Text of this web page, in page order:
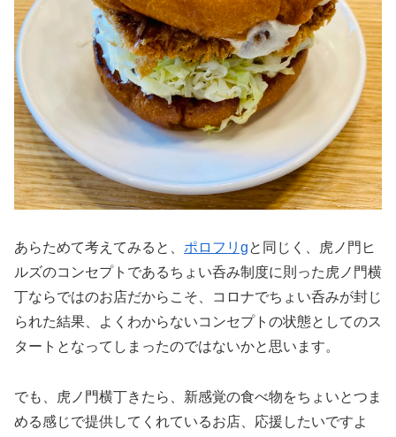
あらためて考えてみると、 ポロフリgと同じく、虎ノ門ヒ
ルズのコンセプトであるちょい呑み制度に則った虎ノ門横
丁ならではのお店だからこそ、コロナでちょい呑みが封じ
られた結果、よくわからないコンセプトの状態としてのス
タートとなってしまったのではないかと思います。
でも、虎ノ門横丁きたら、新感覚の食べ物をちょいとつま
める感じで提供してくれているお店、応援したいですよ